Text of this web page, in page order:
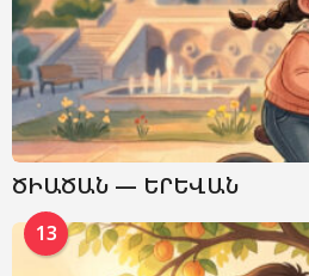
ԾԻԱԾԱՆ — ԵՐԵՎԱՆ
13